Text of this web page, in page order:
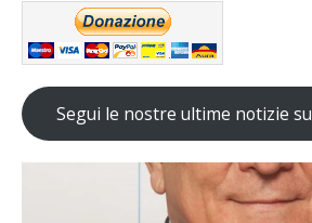
Segui le nostre ultime notizie su